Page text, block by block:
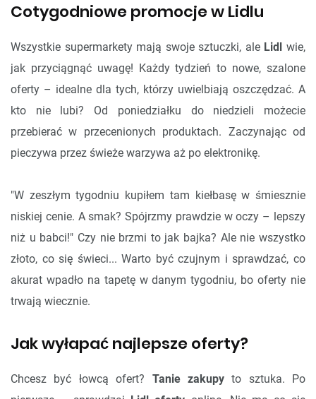
Cotygodniowe promocje w Lidlu
Wszystkie supermarkety mają swoje sztuczki, ale Lidl
wie,
jak przyciągnąć uwagę! Każdy tydzień to nowe, szalone
oferty – idealne dla tych, którzy uwielbiają oszczędzać. A
kto nie lubi? Od poniedziałku do niedzieli możecie
przebierać w przecenionych produktach. Zaczynając od
pieczywa przez świeże warzywa aż po elektronikę.
"W zeszłym tygodniu kupiłem tam kiełbasę w śmiesznie
niskiej cenie. A smak? Spójrzmy prawdzie w oczy – lepszy
niż u babci!" Czy nie brzmi to jak bajka? Ale nie wszystko
złoto, co się świeci... Warto być czujnym i sprawdzać, co
akurat wpadło na tapetę w danym tygodniu, bo oferty nie
trwają wiecznie.
Jak wyłapać najlepsze oferty?
Chcesz być łowcą ofert? Tanie zakupyto sztuka. Po